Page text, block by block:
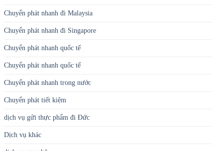
Chuyển phát nhanh đi Malaysia
Chuyển phát nhanh đi Singapore
Chuyển phát nhanh quốc tế
Chuyển phát nhanh quốc tế
Chuyển phát nhanh trong nước
Chuyển phát tiết kiệm
dịch vụ gửi thực phẩm đi Đức
Dịch vụ khác